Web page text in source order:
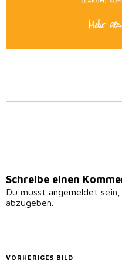
Schreibe einen
Du musst angemeldet
abzugeben.
VORHERIGES BILD